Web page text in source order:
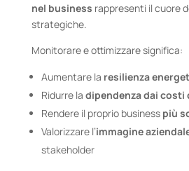
nel business rappresenti il cuore
strategiche.
Monitorare e ottimizzare significa:
Aumentare la resilienza
Ridurre la dipendenza dai costi
Rendere il proprio business più
Valorizzare l’immagine
stakeholder